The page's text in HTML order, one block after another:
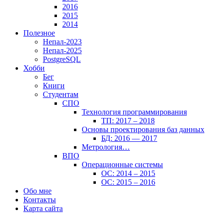
2016
2015
2014
Полезное
Непал-2023
Непал-2025
PostgreSQL
Хобби
Бег
Книги
Студентам
СПО
Технология программирования
ТП: 2017 – 2018
Основы проектирования баз данных
БД: 2016 — 2017
Метрология…
ВПО
Операционные системы
ОС: 2014 – 2015
ОС: 2015 – 2016
Обо мне
Контакты
Карта сайта